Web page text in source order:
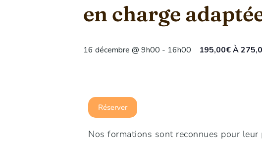
en charge
16 décembre @ 9h00 - 16h00 195,00€ À
Réserver
Nos formations sont reconnues pour leur